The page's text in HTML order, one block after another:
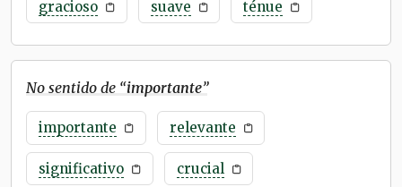
gracioso suave ténue
No sentido de “importante”
importante relevante
significativo crucial